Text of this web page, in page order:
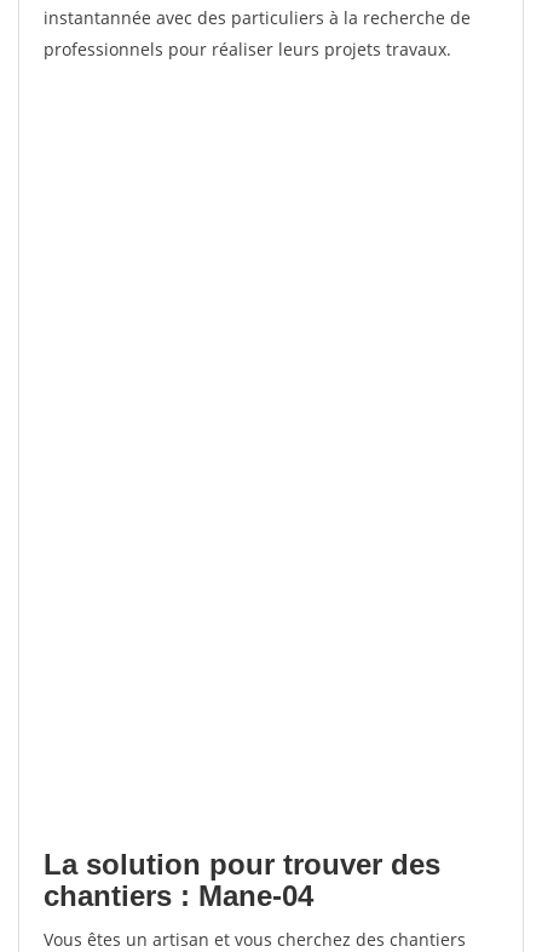
instantannée avec des particuliers à la recherche de
professionnels pour réaliser leurs projets travaux.
La solution pour trouver des
chantiers : Mane-04
Vous êtes un artisan et vous cherchez des chantiers